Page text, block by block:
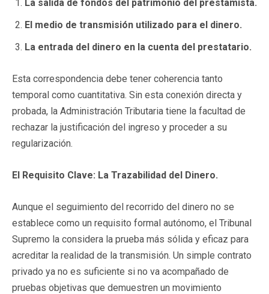
La salida de fondos del patrimonio del prestamista.
El medio de transmisión utilizado para el dinero.
La entrada del dinero en la cuenta del prestatario.
Esta correspondencia debe tener coherencia tanto
temporal como cuantitativa. Sin esta conexión directa y
probada, la Administración Tributaria tiene la facultad de
rechazar la justificación del ingreso y proceder a su
regularización.
El Requisito Clave: La Trazabilidad del Dinero.
Aunque el seguimiento del recorrido del dinero no se
establece como un requisito formal autónomo, el Tribunal
Supremo la considera la prueba más sólida y eficaz para
acreditar la realidad de la transmisión. Un simple contrato
privado ya no es suficiente si no va acompañado de
pruebas objetivas que demuestren un movimiento